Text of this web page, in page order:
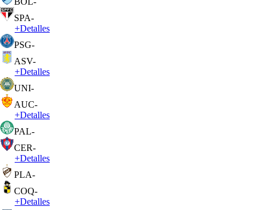
SPA-
+Detalles
PSG-
ASV-
+Detalles
UNI-
AUC-
+Detalles
PAL-
CER-
+Detalles
PLA-
COQ-
+Detalles